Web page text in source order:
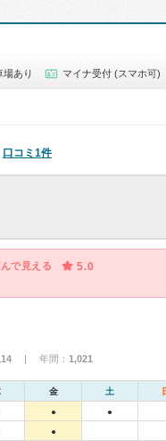
場あり マイナ受付 (スマホ可)
口コミ1件
で見える 5.0
| 年間： 1,021
金 土
● ●
●